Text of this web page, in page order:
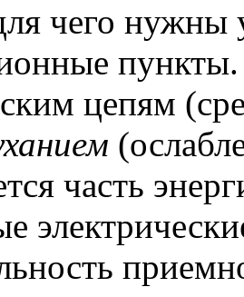
чего нужны
цепям
часть